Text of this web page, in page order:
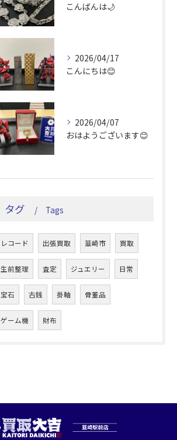
こんばんは🌙
2026/04/17
こんにちは😊
2026/04/07
おはようございます😊
タグ Tags
レコード 出張買取 韮崎市 買取
生前整理 査定 ジュエリー 日常
宝石 古銭 掛軸 骨董品
ゲーム機 財布